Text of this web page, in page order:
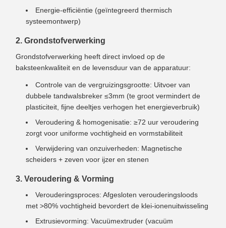
Energie-efficiëntie (geïntegreerd thermisch
systeemontwerp)
2. Grondstofverwerking
Grondstofverwerking heeft direct invloed op de
baksteenkwaliteit en de levensduur van de apparatuur:
Controle van de vergruizingsgrootte: Uitvoer van
dubbele tandwalsbreker ≤3mm (te groot vermindert de
plasticiteit, fijne deeltjes verhogen het energieverbruik)
Veroudering & homogenisatie: ≥72 uur veroudering
zorgt voor uniforme vochtigheid en vormstabiliteit
Verwijdering van onzuiverheden: Magnetische
scheiders + zeven voor ijzer en stenen
3. Veroudering & Vorming
Verouderingsproces: Afgesloten verouderingsloods
met >80% vochtigheid bevordert de klei-ionenuitwisseling
Extrusievorming: Vacuümextruder (vacuüm